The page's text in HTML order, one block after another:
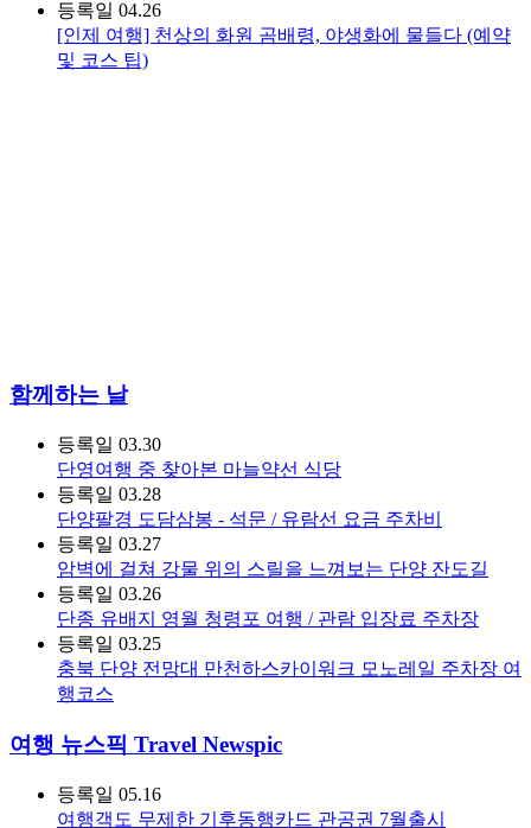
등록일 04.26
[인제 여행] 천상의 화원 곰배령, 야생화에 물들다 (예약
및 코스 팁)
함께하는 날
등록일 03.30
단영여행 중 찾아본 마늘약선 식당
등록일 03.28
단양팔경 도담삼봉 - 석문 / 유람선 요금 주차비
등록일 03.27
암벽에 걸쳐 강물 위의 스릴을 느껴보는 단양 잔도길
등록일 03.26
단종 유배지 영월 청령포 여행 / 관람 입장료 주차장
등록일 03.25
충북 단양 전망대 만천하스카이워크 모노레일 주차장 여
행코스
여행 뉴스픽 Travel Newspic
등록일 05.16
여행객도 무제한 기후동행카드 관공권 7월출시